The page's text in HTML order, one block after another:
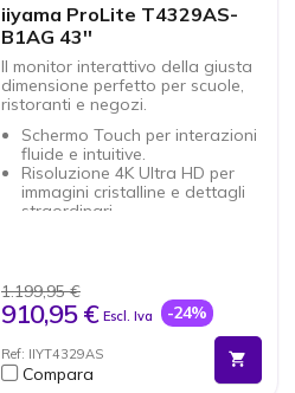
iiyama ProLite T4329AS-
B1AG 43''
Il monitor interattivo della giusta
dimensione perfetto per scuole,
ristoranti e negozi.
Schermo Touch per interazioni
fluide e intuitive.
Risoluzione 4K Ultra HD per
immagini cristalline e dettagli
straordinari.
Connettività Wi-Fi per una
facile integrazione con altri
dispositivi.
utilizzi intensivi senza
interruzioni.
1.199,95 €
910,95 € Escl. Iva -24%
Ref: IIYT4329AS
Compara